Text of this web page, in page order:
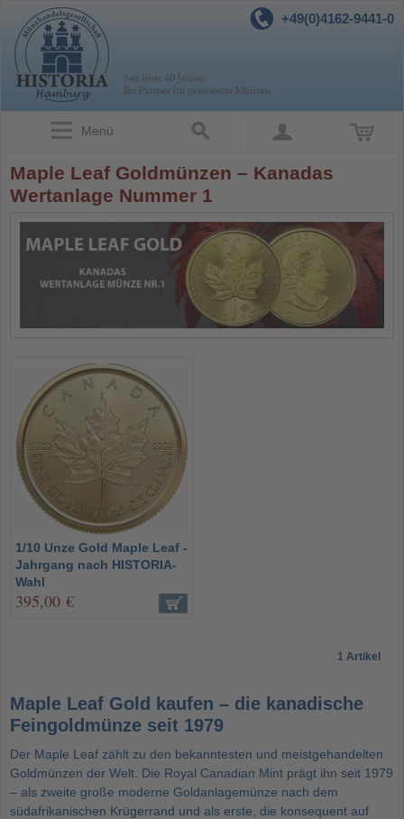
+49(0)4162-9441-0
Menü
Maple Leaf Goldmünzen – Kanadas
Wertanlage Nummer 1
1/10 Unze Gold Maple Leaf -
Jahrgang nach HISTORIA-
Wahl
395,00 €
1 Artikel
Maple Leaf Gold kaufen – die kanadische
Feingoldmünze seit 1979
Der Maple Leaf zählt zu den bekanntesten und meistgehandelten
Goldmünzen der Welt. Die Royal Canadian Mint prägt ihn seit 1979
– als zweite große moderne Goldanlagemünze nach dem
südafrikanischen Krügerrand und als erste, die konsequent auf